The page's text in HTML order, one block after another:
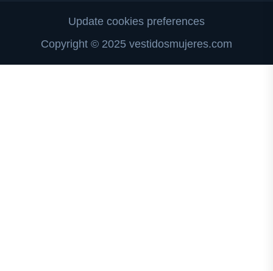
Update cookies preferences
Copyright © 2025 vestidosmujeres.com